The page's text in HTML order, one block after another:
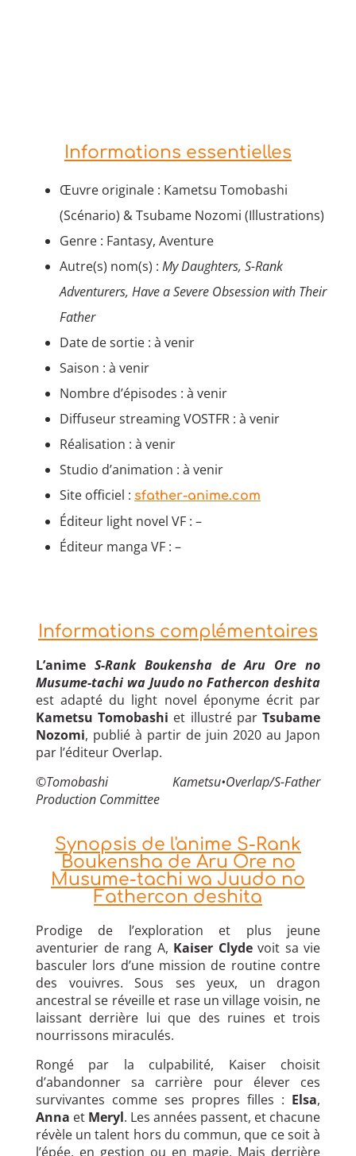
Informations essentielles
Œuvre originale : Kametsu Tomobashi
(Scénario) & Tsubame Nozomi (Illustrations)
Genre : Fantasy, Aventure
Autre(s) nom(s) : My Daughters, S-Rank
Adventurers, Have a Severe Obsession with Their
Father
Date de sortie : à venir
Saison : à venir
Nombre d’épisodes : à venir
Diffuseur streaming VOSTFR : à venir
Réalisation : à venir
Studio d’animation : à venir
Site officiel : sfather-anime.com
Éditeur light novel VF : –
Éditeur manga VF : –
Informations complémentaires
L’anime S-Rank Boukensha de Aru Ore no
Musume-tachi wa Juudo no Fathercon deshita
est adapté du light novel éponyme écrit par
Kametsu Tomobashi et illustré parTsubame
Nozomi, publié à partir de juin 2020 au Japon
par l’éditeur Overlap.
©Tomobashi Kametsu•Overlap/S-Father
Production Committee
Synopsis de l'anime S-Rank
Boukensha de Aru Ore no
Musume-tachi wa Juudo no
Fathercon deshita
Prodige de l’exploration et plus jeune
aventurier de rang A, Kaiser Clydevoit sa vie
basculer lors d’une mission de routine contre
des vouivres. Sous ses yeux, un dragon
ancestral se réveille et rase un village voisin, ne
laissant derrière lui que des ruines et trois
nourrissons miraculés.
Rongé par la culpabilité, Kaiser choisit
d’abandonner sa carrière pour élever ces
survivantes comme ses propres filles : Elsa,
Anna et Meryl. Les années passent, et chacune
révèle un talent hors du commun, que ce soit à
l’épée, en gestion ou en magie. Mais derrière